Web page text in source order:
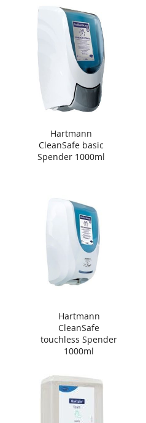
Hartmann
CleanSafe basic
Spender 1000ml
Hartmann
CleanSafe
touchless Spender
1000ml